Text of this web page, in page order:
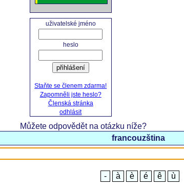
uživatelské jméno
heslo
přihlášení
Staňte se členem zdarma!
Zapomněli jste heslo?
Členská stránka
odhlásit
Můžete odpovědět na otázku níže?
francouzština